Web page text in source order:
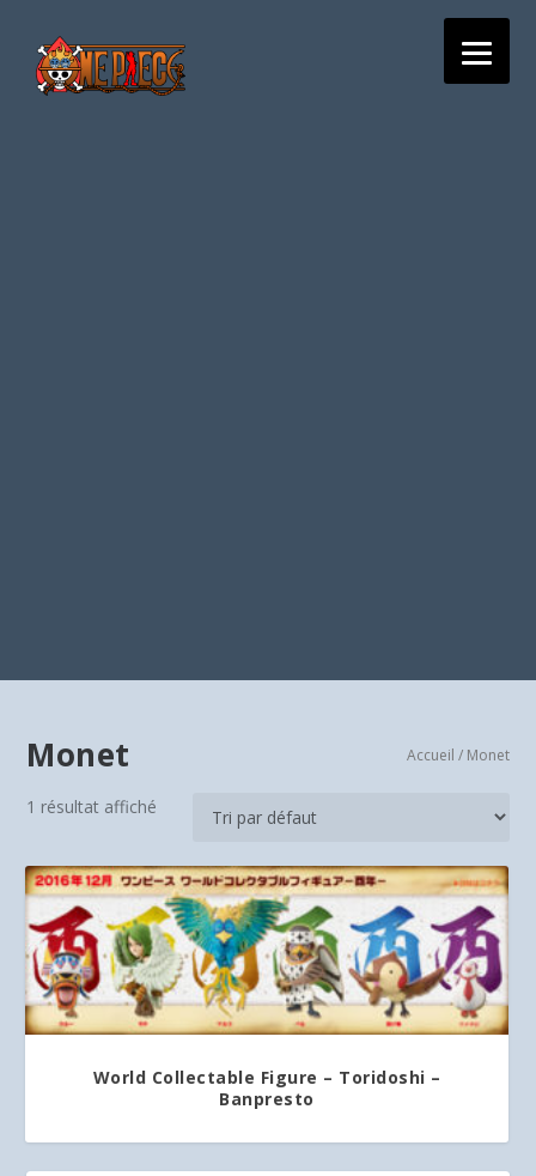
Monet Accueil / Monet
1 résultat affiché
World Collectable Figure – Toridoshi –
Banpresto